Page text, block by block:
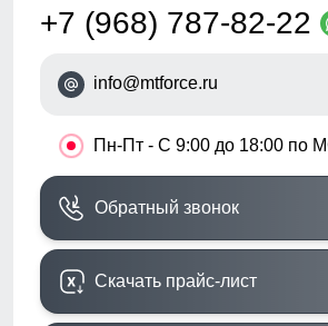
+7 (968) 787-82-22
info@mtforce.ru
• Пн-Пт - С 9:00 до 18:00 по
Обратный звонок
Скачать прайс-лист